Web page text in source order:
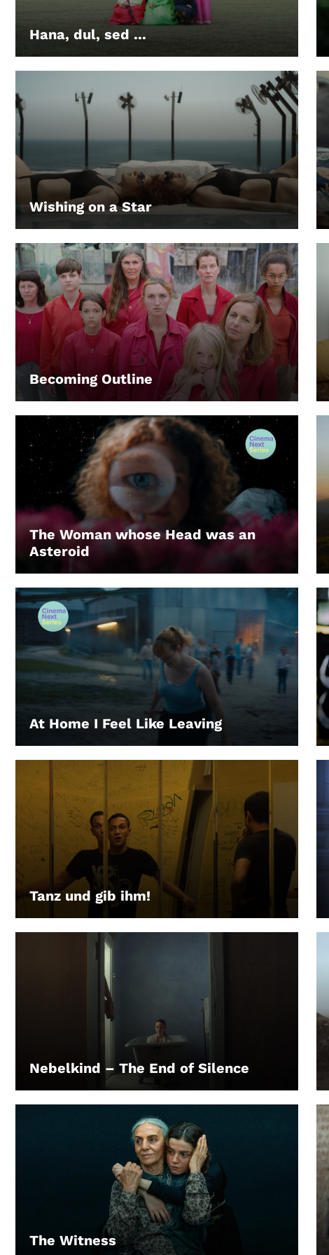
Gutscheine
& Filmpässe
Account
Suche
Hana, dul, sed ...
LEIHEN
Wishing on a Star
LEIHEN
Becoming Outline
LEIHEN
The Woman whose Head was an
Asteroid
LEIHEN
At Home I Feel Like Leaving
LEIHEN
Tanz und gib ihm!
LEIHEN
Nebelkind – The End of Silence
LEIHEN
The Witness
LEIHEN